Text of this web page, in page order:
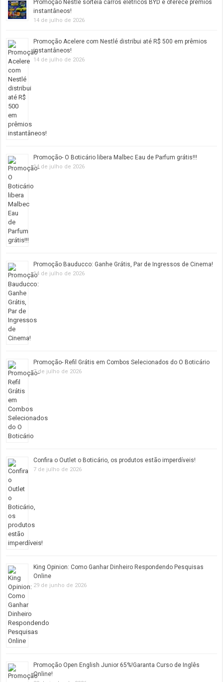
Promoção Nestlé sorteia carros elétricos BYD e oferece prêmios
instantâneos!
14 de julho de 2026
Promoção Acelere com Nestlé distribui até R$ 500 em prêmios
instantâneos!
14 de julho de 2026
Promoção- O Boticário libera Malbec Eau de Parfum grátis!!!
14 de julho de 2026
Promoção Bauducco: Ganhe Grátis, Par de Ingressos de Cinema!
14 de julho de 2026
Promoção- Refil Grátis em Combos Selecionados do O Boticário
7 de julho de 2026
Confira o Outlet o Boticário, os produtos estão imperdíveis!
7 de julho de 2026
King Opinion: Como Ganhar Dinheiro Respondendo Pesquisas
Online
29 de junho de 2026
Promoção Open English Junior 65%!Garanta Curso de Inglês
Online!